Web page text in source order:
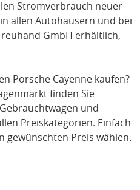
Stromverbrauch neuer
allen Autohäusern und bei
GmbH erhältlich,
Porsche Cayenne kaufen?
finden Sie
Gebrauchtwagen und
Preiskategorien. Einfach
gewünschten Preis wählen.